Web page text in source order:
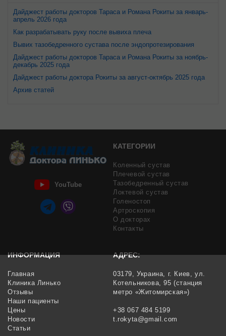
Дайджест работы докторов Тараса и Романа Рокиты за январь-
апрель 2026 года
Как разрабатывать руку после вывиха плеча
Вывих тазобедренного сустава после эндопротезирования
Дайджест работы докторов Тараса и Романа Рокиты за ноябрь-
декабрь 2025 года
Дайджест работы доктора Рокиты за август-октябрь 2025 года
Архив статей
YouTube
КАТЕГОРИИ
Коленный сустав
Плечевой сустав
Тазобедренный сустав
Локтевой сустав
Голеностоп
Артроскопия
О докторах
Контакты
ИНФОРМАЦИЯ
Главная
Клиника Линько
Отзывы
Наши пациенты
Цены
Новости
Статьи
АДРЕС:
03179, Украина, г. Киев, ул.
Котельникова, 95 (станция
метро «Житомирская»)
+38 067 484 5199
t.rokyta@gmail.com